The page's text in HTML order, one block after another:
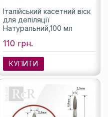
Італійський касетний віск
для депіляції
Натуральний,100 мл
110 грн.
КУПИТИ